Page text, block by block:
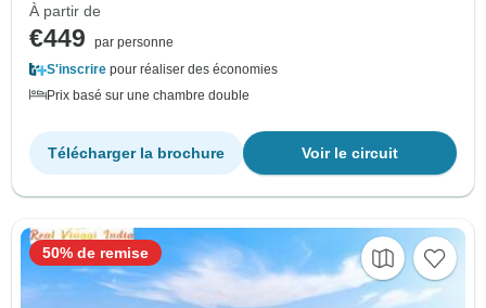
À partir de
€449
par personne
S'inscrire pour réaliser des économies
Prix basé sur une chambre double
Voir le circuit
Télécharger la brochure
50% de remise